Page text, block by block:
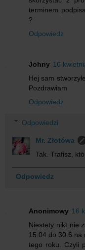
terminem
?
Odpowiedz
Johny 16
Hej sam
Pozdrawiam
Odpowiedz
Odpowiedzi
Mr. Złotówa
Tak. Trafisz,
Odpowiedz
Anonimowy 16
Niestety nikt nie
15.04 do 30.6 na
tego roku. Czyli